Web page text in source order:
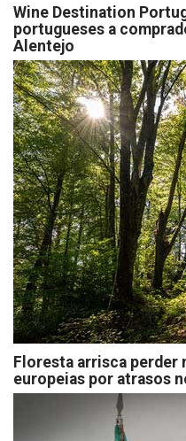
Wine Destination
portugueses a
Alentejo
Floresta arrisca perder
europeias por atrasos